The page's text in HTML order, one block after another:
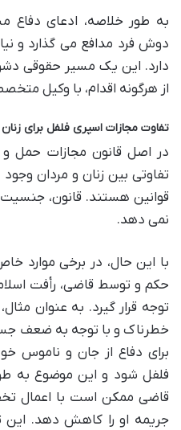
به طور خلاصه، ادعای دفاع
دوش فرد مدافع می گذارد و
دارد. این یک مسیر حقوقی
از هرگونه اقدام، با وکیل
تفاوت مجازات اسپری فلفل برای
در اصل قانون مجازات حمل و
تفاوتی بین زنان و مردان
قوانین هستند. قانون،
نمی دهد.
با این حال، در برخی موارد
حکم و توسط قاضی، رأفت
توجه قرار گیرد. به عنوان
خطرناک و با توجه به ضعف
برای دفاع از جان و ناموس
فلفل شود و این موضوع به
قاضی ممکن است با اعمال
جریمه او را کاهش دهد. این